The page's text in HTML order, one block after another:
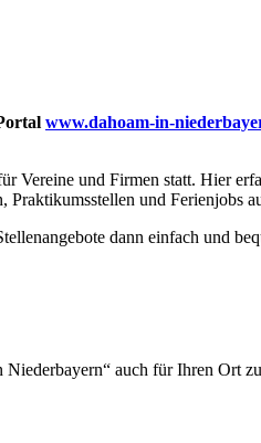
www.dahoam-in-
Vereine und Firmen statt. Hier
und Ferienjobs
dann einfach und
auch für Ihren Ort